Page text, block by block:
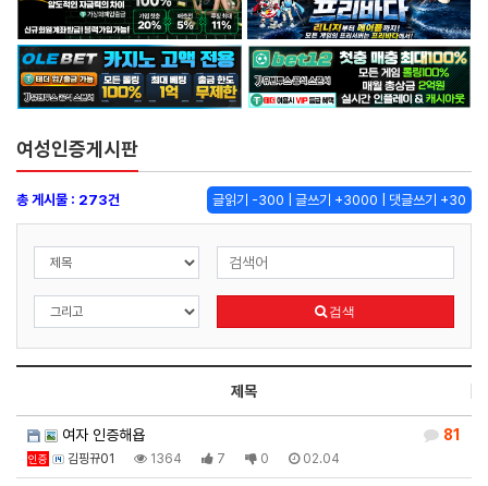
여성인증게시판
글읽기 -300 | 글쓰기 +3000 | 댓글쓰기 +30
총 게시물 : 273건
검색
제목
81
여자 인증해욥
인증 김핑뀨01 1364 7 0 02.04